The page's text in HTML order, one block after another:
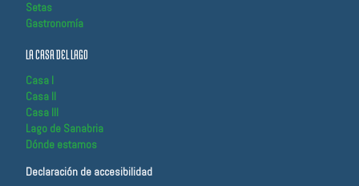
Setas
Gastronomía
LA CASA DEL LAGO
Casa I
Casa II
Casa III
Lago de Sanabria
Dónde estamos
Declaración de accesibilidad